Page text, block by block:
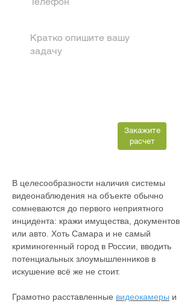
Закажите
расчет
В целесообразности наличия системы
видеонаблюдения на объекте обычно
сомневаются до первого неприятного
инцидента: кражи имущества, документов
или авто. Хоть Самара и не самый
криминогенный город в России, вводить
потенциальных злоумышленников в
искушение всё же не стоит.
Грамотно расставленные видеокамеры и